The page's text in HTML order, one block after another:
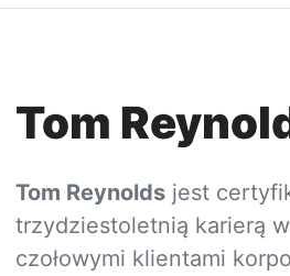
Tom
Tom Reynolds jest
trzydziestoletnią karierą
czołowymi klientami